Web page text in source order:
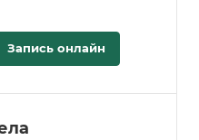
Запись онлайн